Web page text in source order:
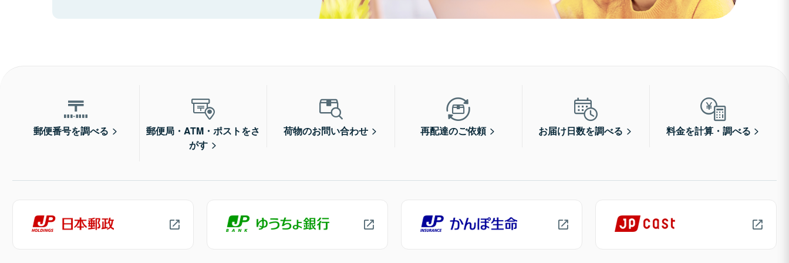
郵便番号を調べる
郵便局・ATM・ポストをさ
がす
荷物のお問い合わせ 再配達のご依頼 お届け日数を調べる 料金を計算・調べる